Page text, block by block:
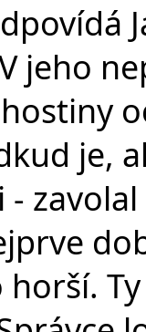
jeho
hostiny
je,